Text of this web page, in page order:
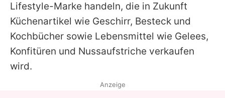
Lifestyle-Marke handeln, die in Zukunft
Küchenartikel wie Geschirr, Besteck und
Kochbücher sowie Lebensmittel wie Gelees,
Konfitüren und Nussaufstriche verkaufen
wird.
Anzeige